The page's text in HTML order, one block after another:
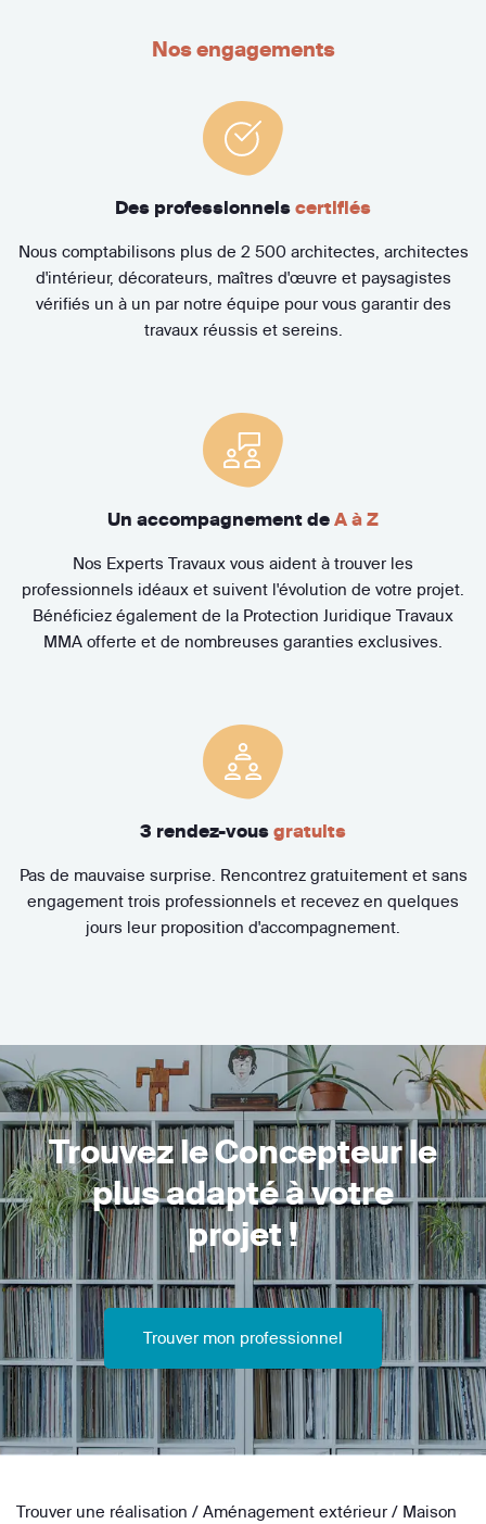
Nos engagements
Des professionnels certifiés
Nous comptabilisons plus de 2 500 architectes, architectes
d'intérieur, décorateurs, maîtres d'œuvre et paysagistes
vérifiés un à un par notre équipe pour vous garantir des
travaux réussis et sereins.
Un accompagnement de A à Z
Nos Experts Travaux vous aident à trouver les
professionnels idéaux et suivent l'évolution de votre projet.
Bénéficiez également de la Protection Juridique Travaux
MMA offerte et de nombreuses garanties exclusives.
3 rendez-vous gratuits
Pas de mauvaise surprise. Rencontrez gratuitement et sans
engagement trois professionnels et recevez en quelques
jours leur proposition d'accompagnement.
Trouvez le Concepteur le
plus adapté à votre
projet !
Trouver mon professionnel
Trouver une réalisation / Aménagement extérieur / Maison